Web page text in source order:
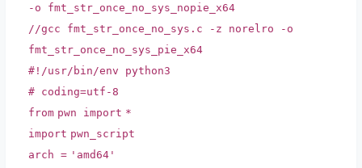
-o fmt_str_once_no_sys_nopie_x64
//gcc fmt_str_once_no_sys.c -z norelro -o
fmt_str_once_no_sys_pie_x64
#!/usr/bin/env python3
# coding=utf-8
from pwn import *
import pwn_script
arch = 'amd64'